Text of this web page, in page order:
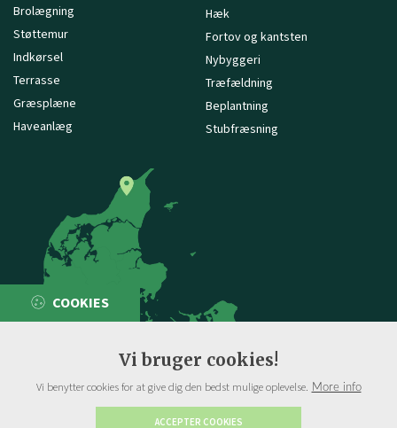
Brolægning
Støttemur
Indkørsel
Terrasse
Græsplæne
Haveanlæg
Hæk
Fortov og kantsten
Nybyggeri
Træfældning
Beplantning
Stubfræsning
COOKIES
Vi bruger cookies!
Vi benytter cookies for at give dig den bedst mulige oplevelse. More info
ACCEPTER COOKIES